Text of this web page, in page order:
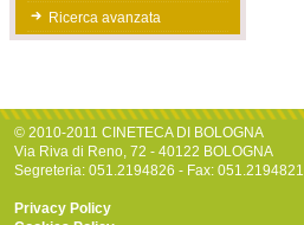
Ricerca avanzata
© 2010-2011 CINETECA DI BOLOGNA
Via Riva di Reno, 72 - 40122 BOLOGNA
Segreteria: 051.2194826 - Fax: 051.2194821
Privacy Policy